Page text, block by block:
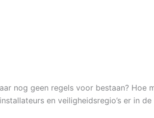
nog geen regels voor bestaan?
en veiligheidsregio’s er in